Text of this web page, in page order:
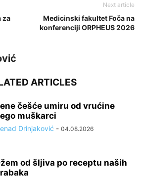
za
Next article
Medicinski fakultet Foča na
konferenciji ORPHEUS 2026
ARTICLES
češće umiru od vrućine
muškarci
Drinjaković - 04.08.2026
od šljiva po receptu naših